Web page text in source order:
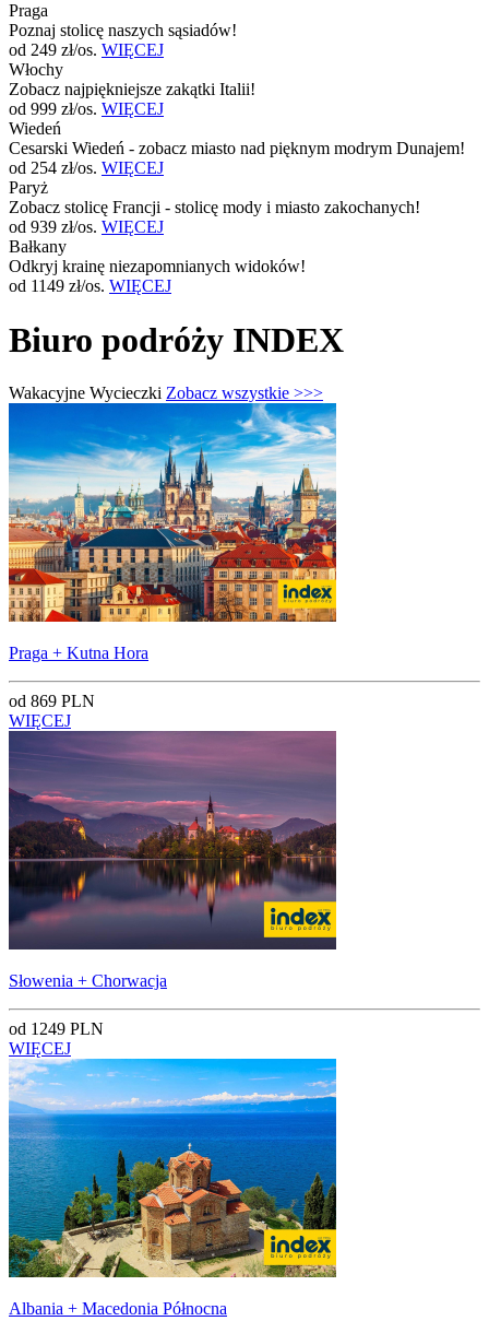
Praga
Poznaj stolicę naszych sąsiadów!
od 249 zł/os. WIĘCEJ
Włochy
Zobacz najpiękniejsze zakątki Italii!
od 999 zł/os. WIĘCEJ
Wiedeń
Cesarski Wiedeń - zobacz miasto nad pięknym modrym Dunajem!
od 254 zł/os. WIĘCEJ
Paryż
Zobacz stolicę Francji - stolicę mody i miasto zakochanych!
od 939 zł/os. WIĘCEJ
Bałkany
Odkryj krainę niezapomnianych widoków!
od 1149 zł/os. WIĘCEJ
Biuro podróży INDEX
Wakacyjne Wycieczki Zobacz wszystkie >>>
Praga + Kutna Hora
od 869 PLN
WIĘCEJ
Słowenia + Chorwacja
od 1249 PLN
WIĘCEJ
Albania + Macedonia Północna